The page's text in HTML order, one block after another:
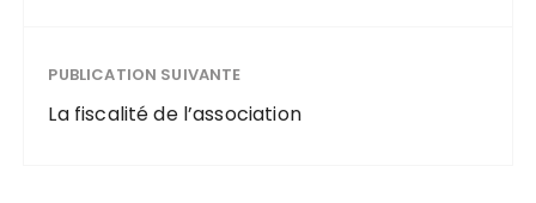
PUBLICATION SUIVANTE
La fiscalité de l’association